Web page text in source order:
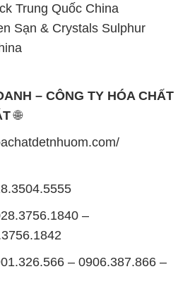
Trung Quốc China
Sạn & Crystals Sulphur
– CÔNG TY HÓA CHẤT
🌐
–
– 0906.387.866 –